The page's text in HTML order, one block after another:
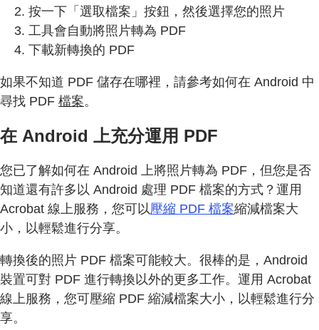
按一下「選取檔案」按鈕，然後選擇您的照片
工具會自動將照片轉為 PDF
下載新轉換的 PDF
如果不知道 PDF 儲存在哪裡，請參考如何在 Android 中
尋找 PDF 檔案。
在 Android 上充分運用 PDF
您已了解如何在 Android 上將照片轉為 PDF，但您是否
知道還有許多以 Android 處理 PDF 檔案的方式？運用
Acrobat 線上服務，您可以壓縮 PDF 檔案縮減檔案大
小，以輕鬆進行分享。
轉換後的照片 PDF 檔案可能較大。很棒的是，Android
裝置可對 PDF 進行轉換以外的更多工作。運用 Acrobat
線上服務，您可壓縮 PDF 縮減檔案大小，以輕鬆進行分
享。